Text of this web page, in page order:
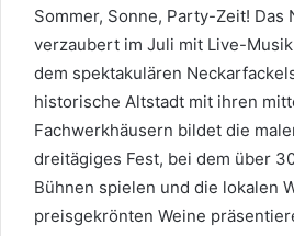
Sommer, Sonne, Party-Zeit!
verzaubert im Juli mit Live-
dem spektakulären
historische Altstadt mit ihren
Fachwerkhäusern bildet die
dreitägiges Fest, bei dem über
Bühnen spielen und die lokalen
preisgekrönten Weine